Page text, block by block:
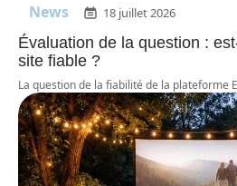
News 18 juillet 2026
Évaluation de la question :
site fiable ?
La question de la fiabilité de la plateforme